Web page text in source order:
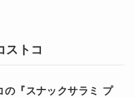
ストコ
の『スナックサラミ プ